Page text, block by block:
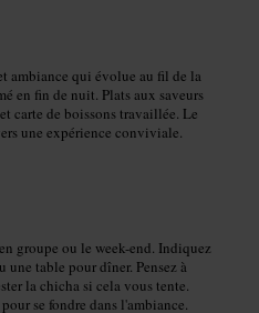
ambiance qui évolue au fil de la
en fin de nuit. Plats aux saveurs
carte de boissons travaillée. Le
une expérience conviviale.
groupe ou le week-end. Indiquez
table pour dîner. Pensez à
la chicha si cela vous tente.
se fondre dans l'ambiance.